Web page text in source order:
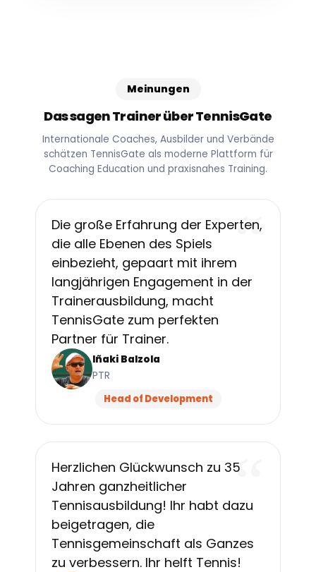
Meinungen
Das sagen Trainer über TennisGate
Internationale Coaches, Ausbilder und Verbände
schätzen TennisGate als moderne Plattform für
Coaching Education und praxisnahes Training.
“
Die große Erfahrung der Experten,
die alle Ebenen des Spiels
einbezieht, gepaart mit ihrem
langjährigen Engagement in der
Trainerausbildung, macht
TennisGate zum perfekten
Partner für Trainer.
Iñaki Balzola
PTR
Head of Development
“
Herzlichen Glückwunsch zu 35
Jahren ganzheitlicher
Tennisausbildung! Ihr habt dazu
beigetragen, die
Tennisgemeinschaft als Ganzes
zu verbessern. Ihr helft Tennis!